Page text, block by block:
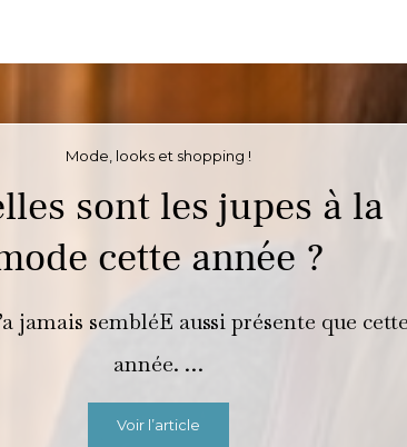
Mode, looks et shopping !
sont les jupes à la
cette année ?
jamais sembléE aussi présente que
année. …
Voir l’article